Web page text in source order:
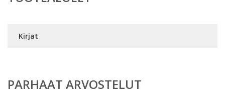
Kirjat
PARHAAT ARVOSTELUT